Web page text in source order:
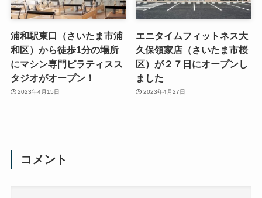
浦和駅東口（さいたま市浦
和区）から徒歩1分の場所
にマシン専門ピラティスス
タジオがオープン！
2023年4月15日
エニタイムフィットネス大
久保領家店（さいたま市桜
区）が２７日にオープンし
ました
2023年4月27日
コメント